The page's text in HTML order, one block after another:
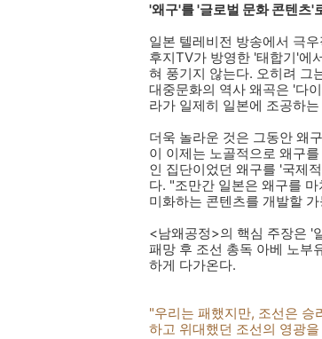
'왜구'를 '글로벌 문화 콘텐츠'
일본 텔레비전 방송에서 극
후지TV가 방영한 '태합기'에
혀 풍기지 않는다. 오히려 그
대중문화의 역사 왜곡은 '다
라가 일제히 일본에 조공하
더욱 놀라운 것은 그동안 왜
이 이제는 노골적으로 왜구
인 집단이었던 왜구를 '국제
다. "조만간 일본은 왜구를
미화하는 콘텐츠를 개발할
<남왜공정>의 핵심 주장은 '
패망 후 조선 총독 아베 노부
하게 다가온다.
"우리는 패했지만, 조선은 승
하고 위대했던 조선의 영광